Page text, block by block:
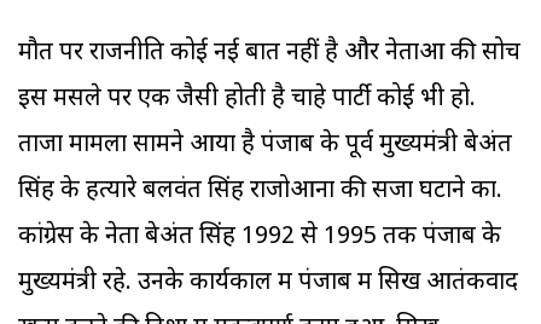
मौत पर राजनीति कोई नई बात नहीं है और नेताओं की सोच
इस मसले पर एक जैसी होती है चाहे पार्टी कोई भी हो.
ताजा मामला सामने आया है पंजाब के पूर्व मुख्यमंत्री बेअंत
सिंह के हत्यारे बलवंत सिंह राजोआना की सजा घटाने का.
कांग्रेस के नेता बेअंत सिंह 1992 से 1995 तक पंजाब के
मुख्यमंत्री रहे. उनके कार्यकाल में पंजाब में सिख आतंकवाद